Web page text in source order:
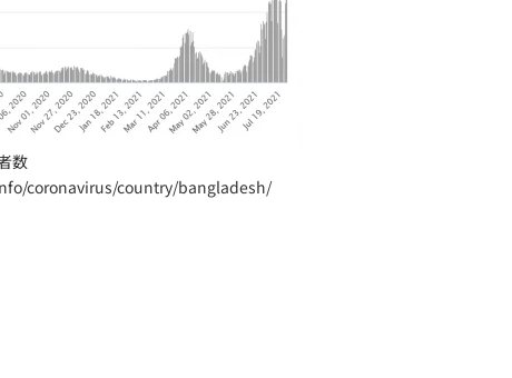
数
coronavirus/country/bangladesh/